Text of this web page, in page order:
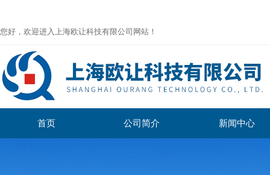
您好，欢迎进入上海欧让科技有限公司网站！
首页 公司简介 新闻中心